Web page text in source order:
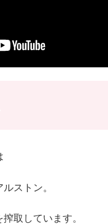
ストン。
取しています。